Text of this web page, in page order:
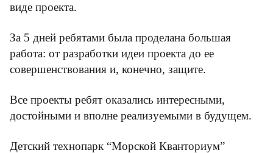
виде проекта.
За 5 дней ребятами была проделана большая
работа: от разработки идеи проекта до ее
совершенствования и, конечно, защите.
Все проекты ребят оказались интересными,
достойными и вполне реализуемыми в будущем.
Детский технопарк “Морской Кванториум”